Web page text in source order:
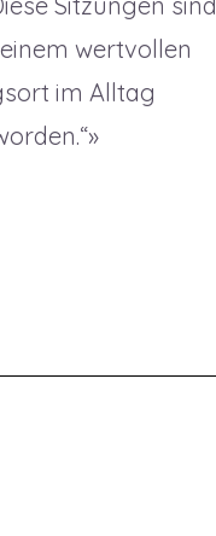
wertvollen
im Alltag